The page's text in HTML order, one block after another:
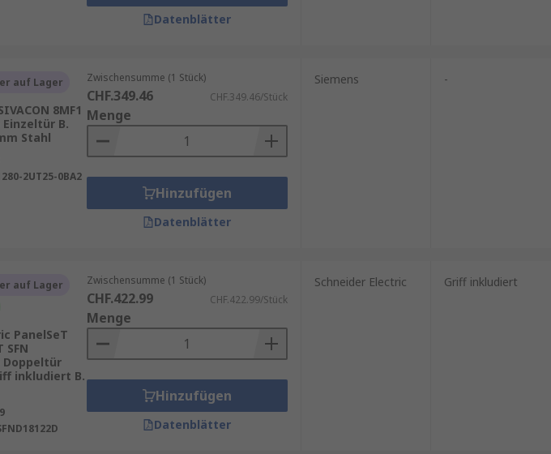
Datenblätter
auf Lager
8MF1
B.
Stahl
2UT25-0BA2
Zwischensumme (1 Stück)
CHF.349.46 CHF.349.46/Stück
Menge
Hinzufügen
Datenblätter
Siemens -
auf Lager
PanelSeT
SFN
Doppeltür
inkludiert B.
Zwischensumme (1 Stück)
CHF.422.99 CHF.422.99/Stück
Menge
Hinzufügen
Datenblätter
Schneider Electric Griff inkludiert